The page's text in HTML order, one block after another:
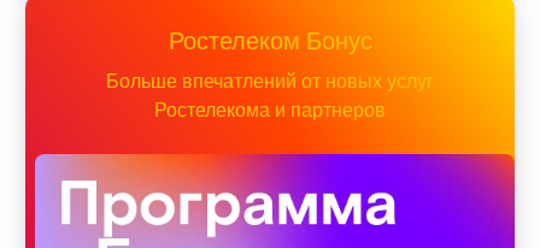
Ростелеком Бонус
Больше впечатлений от новых услуг
Ростелекома и партнеров